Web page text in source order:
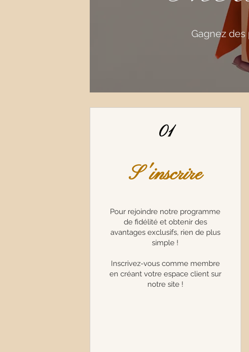
Gagnez
01
S'inscrire
Pour rejoindre notre programme
de fidélité et obtenir des
avantages exclusifs, rien de plus
simple !
Inscrivez-vous comme membre
en créant votre espace client sur
notre site !